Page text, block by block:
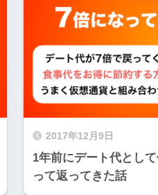
2017年12月9日
1年前にデート代とし
って返ってきた話